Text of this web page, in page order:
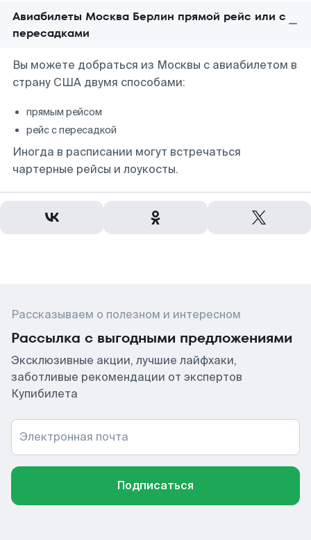
Авиабилеты Москва Берлин прямой рейс или с
пересадками
Вы можете добраться из Москвы с авиабилетом в
страну США двумя способами:
прямым рейсом
рейс с пересадкой
Иногда в расписании могут встречаться
чартерные рейсы и лоукосты.
Рассказываем о полезном и интересном
Рассылка с выгодными предложениями
Эксклюзивные акции, лучшие лайфхаки,
заботливые рекомендации от экспертов
Купибилета
Электронная почта
Подписаться